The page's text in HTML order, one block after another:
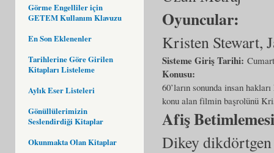
Görme Engelliler için
GETEM Kullanım Klavuzu
En Son Eklenenler
Tarihlerine Göre Girilen
Kitapları Listeleme
Aylık Eser Listeleri
Gönüllülerimizin
Seslendirdiği Kitaplar
Okunmakta Olan Kitaplar
Oyuncular:
Kristen Stewart,
Sisteme Giriş Tarihi:
Konusu:
60’ların sonunda insan
konu alan filmin başrolünü
Afiş
Dikey dikdörtgen